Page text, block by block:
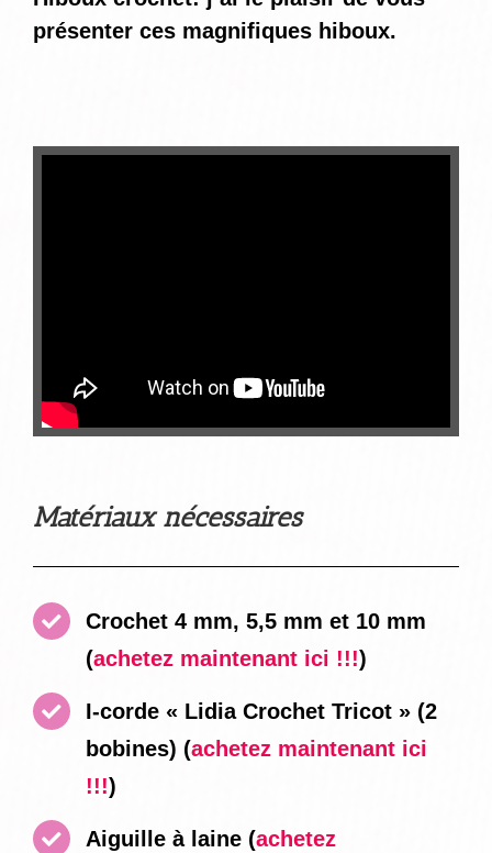
présenter ces magnifiques hiboux.
Matériaux nécessaires
Crochet 4 mm, 5,5 mm et 10 mm
(achetez maintenant ici !!!)
I-corde « Lidia Crochet Tricot » (2
bobines) (achetez maintenant ici
!!!)
Aiguille à laine (achetez